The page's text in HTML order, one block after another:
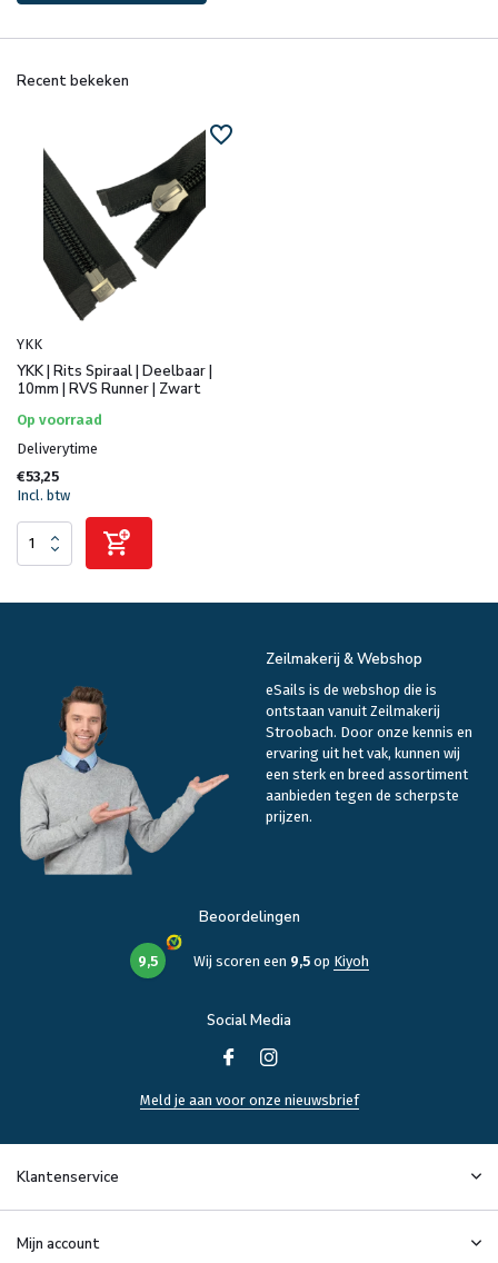
Recent bekeken
YKK
YKK | Rits Spiraal | Deelbaar |
10mm | RVS Runner | Zwart
Op voorraad
Deliverytime
€53,25
Incl. btw
Zeilmakerij & Webshop
eSails is de webshop die is
ontstaan vanuit Zeilmakerij
Stroobach. Door onze kennis en
ervaring uit het vak, kunnen wij
een sterk en breed assortiment
aanbieden tegen de scherpste
prijzen.
Beoordelingen
9,5 Wij scoren een 9,5op Kiyoh
Social Media
Meld je aan voor onze nieuwsbrief
Klantenservice
Mijn account